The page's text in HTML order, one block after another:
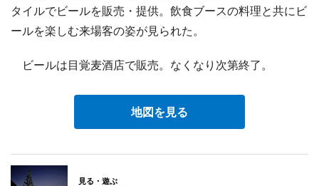
タイルでビールを販売・提供。飲食ブースの料理と共にビ
ールを楽しむ来場客の姿が見られた。
ビールは目覚麦酒店で販売。なくなり次第終了。
地図を見る
見る・遊ぶ